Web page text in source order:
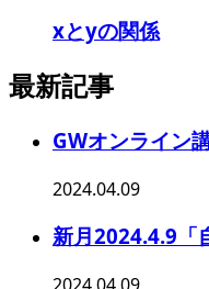
xとyの関係
最新記事
GWオンライン
2024.04.09
新月2024.4.9「
2024.04.09